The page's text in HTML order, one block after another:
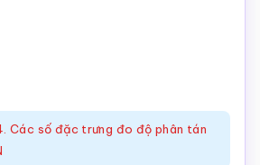
Các số đặc trưng đo độ phân tán